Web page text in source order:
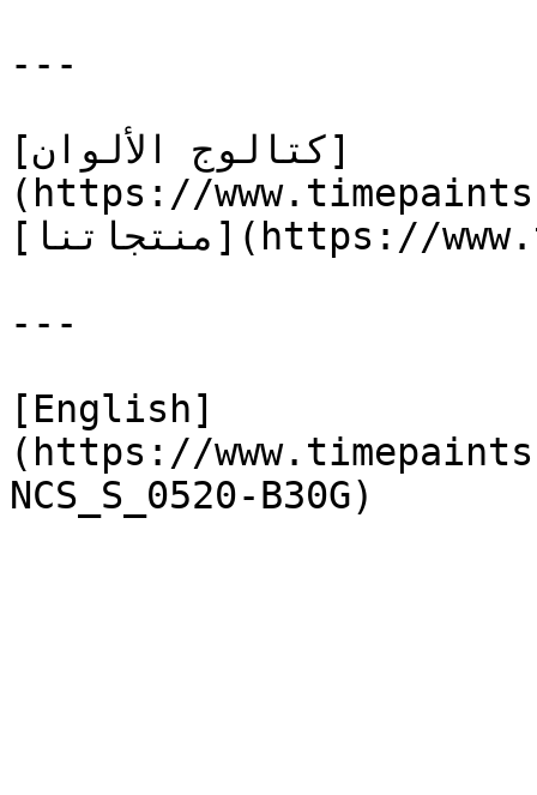
---
[كتالوج الألوان]
(https://
[منتجاتنا](https://www.timepaints.com/ar/products)
---
[English]
(https://
NCS_S_0520-B30G)